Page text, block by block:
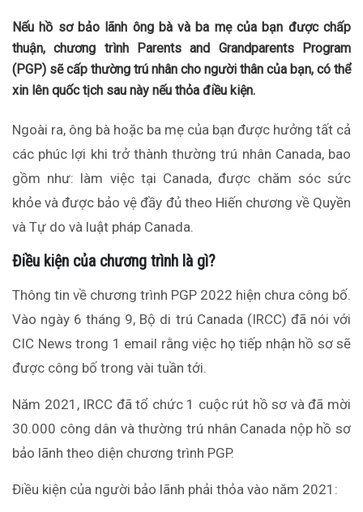
Nếu hồ sơ bảo lãnh ông bà và ba mẹ của bạn được chấp
thuận, chương trình Parents and Grandparents Program
(PGP) sẽ cấp thường trú nhân cho người thân của bạn, có thể
xin lên quốc tịch sau này nếu thỏa điều kiện.
Ngoài ra, ông bà hoặc ba mẹ của bạn được hưởng tất cả
các phúc lợi khi trở thành thường trú nhân Canada, bao
gồm như: làm việc tại Canada, được chăm sóc sức
khỏe và được bảo vệ đầy đủ theo Hiến chương về Quyền
và Tự do và luật pháp Canada.
Điều kiện của chương trình là gì?
Thông tin về chương trình PGP 2022 hiện chưa công bố.
Vào ngày 6 tháng 9, Bộ di trú Canada (IRCC) đã nói với
CIC News trong 1 email rằng việc họ tiếp nhận hồ sơ sẽ
được công bố trong vài tuần tới.
Năm 2021, IRCC đã tổ chức 1 cuộc rút hồ sơ và đã mời
30.000 công dân và thường trú nhân Canada nộp hồ sơ
bảo lãnh theo diện chương trình PGP.
Điều kiện của người bảo lãnh phải thỏa vào năm 2021: